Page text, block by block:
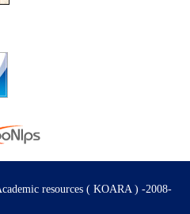
resources ( KOARA ) -2008-